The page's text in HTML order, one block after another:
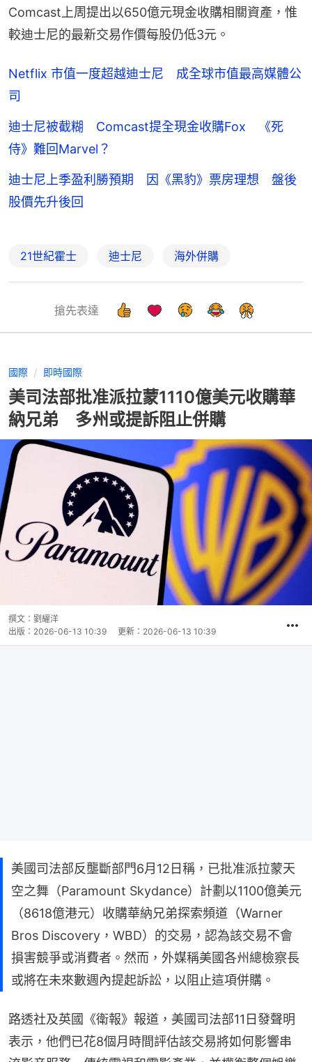
Comcast上周提出以650億元現金收購相關資產，惟
較迪士尼的最新交易作價每股仍低3元。
Netflix 市值一度超越迪士尼 成全球市值最高媒體公
司
迪士尼被截糊 Comcast提全現金收購Fox 《死
侍》難回Marvel？
迪士尼上季盈利勝預期 因《黑豹》票房理想 盤後
股價先升後回
21世紀霍士 迪士尼 海外併購
搶先表達
國際 即時國際
美司法部批准派拉蒙1110億美元收購華
納兄弟 多州或提訴阻止併購
撰文： 劉耀洋
出版： 2026-06-13 10:39 更新： 2026-06-13 10:39
美國司法部反壟斷部門6月12日稱，已批准派拉蒙天
空之舞（Paramount Skydance）計劃以1100億美元
（8618億港元）收購華納兄弟探索頻道（Warner
Bros Discovery，WBD）的交易，認為該交易不會
損害競爭或消費者。然而，外媒稱美國各州總檢察長
或將在未來數週內提起訴訟，以阻止這項併購。
路透社及英國《衛報》報道，美國司法部11日發聲明
表示，他們已花8個月時間評估該交易將如何影響串